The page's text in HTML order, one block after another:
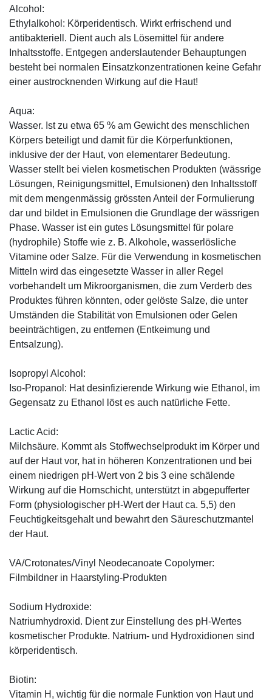
Alcohol:
Ethylalkohol: Körperidentisch. Wirkt erfrischend und
antibakteriell. Dient auch als Lösemittel für andere
Inhaltsstoffe. Entgegen anderslautender Behauptungen
besteht bei normalen Einsatzkonzentrationen keine Gefahr
einer austrocknenden Wirkung auf die Haut!
Aqua:
Wasser. Ist zu etwa 65 % am Gewicht des menschlichen
Körpers beteiligt und damit für die Körperfunktionen,
inklusive der der Haut, von elementarer Bedeutung.
Wasser stellt bei vielen kosmetischen Produkten (wässrige
Lösungen, Reinigungsmittel, Emulsionen) den Inhaltsstoff
mit dem mengenmässig grössten Anteil der Formulierung
dar und bildet in Emulsionen die Grundlage der wässrigen
Phase. Wasser ist ein gutes Lösungsmittel für polare
(hydrophile) Stoffe wie z. B. Alkohole, wasserlösliche
Vitamine oder Salze. Für die Verwendung in kosmetischen
Mitteln wird das eingesetzte Wasser in aller Regel
vorbehandelt um Mikroorganismen, die zum Verderb des
Produktes führen könnten, oder gelöste Salze, die unter
Umständen die Stabilität von Emulsionen oder Gelen
beeinträchtigen, zu entfernen (Entkeimung und
Entsalzung).
Isopropyl Alcohol:
Iso-Propanol: Hat desinfizierende Wirkung wie Ethanol, im
Gegensatz zu Ethanol löst es auch natürliche Fette.
Lactic Acid:
Milchsäure. Kommt als Stoffwechselprodukt im Körper und
auf der Haut vor, hat in höheren Konzentrationen und bei
einem niedrigen pH-Wert von 2 bis 3 eine schälende
Wirkung auf die Hornschicht, unterstützt in abgepufferter
Form (physiologischer pH-Wert der Haut ca. 5,5) den
Feuchtigkeitsgehalt und bewahrt den Säureschutzmantel
der Haut.
VA/Crotonates/Vinyl Neodecanoate Copolymer:
Filmbildner in Haarstyling-Produkten
Sodium Hydroxide:
Natriumhydroxid. Dient zur Einstellung des pH-Wertes
kosmetischer Produkte. Natrium- und Hydroxidionen sind
körperidentisch.
Biotin:
Vitamin H, wichtig für die normale Funktion von Haut und